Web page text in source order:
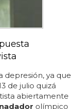
depresión, ya que
de julio quizá
abiertamente
nadador olímpico